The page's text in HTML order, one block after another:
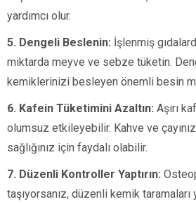
yardımcı olur.
5. Dengeli Beslenin: İşlenmiş
miktarda meyve ve sebze tüketin.
kemiklerinizi besleyen önemli besin
6. Kafein Tüketimini Azaltın: Aşırı
olumsuz etkileyebilir. Kahve ve
sağlığınız için faydalı olabilir.
7. Düzenli Kontroller Yaptırın:
taşıyorsanız, düzenli kemik taramaları